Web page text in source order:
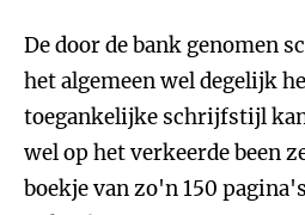
De door de bank genomen
het algemeen wel degelijk
toegankelijke schrijfstijl
wel op het verkeerde been
boekje van zo'n 150